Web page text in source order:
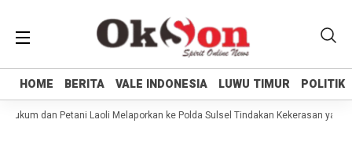
HOME BERITA VALE INDONESIA LUWU TIMUR POLITIK
HOME BERITA VALE INDONESIA LUWU TIMUR POLITIK
dan Petani Laoli Melaporkan ke Polda Sulsel Tindakan Kekerasan